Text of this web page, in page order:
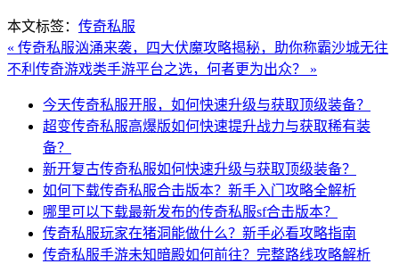
本文标签： 传奇私服
« 传奇私服汹涌来袭，四大伏魔攻略揭秘，助你称霸沙城无往
不利 传奇游戏类手游平台之选，何者更为出众？ »
今天传奇私服开服，如何快速升级与获取顶级装备？
超变传奇私服高爆版如何快速提升战力与获取稀有装
备？
新开复古传奇私服如何快速升级与获取顶级装备？
如何下载传奇私服合击版本？新手入门攻略全解析
哪里可以下载最新发布的传奇私服sf合击版本？
传奇私服玩家在猪洞能做什么？新手必看攻略指南
传奇私服手游未知暗殿如何前往？完整路线攻略解析